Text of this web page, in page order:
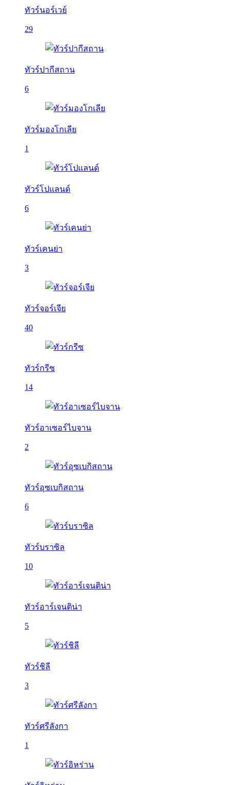
ทัวร์นอร์เวย์
29
ทัวร์ปากีสถาน
6
ทัวร์มองโกเลีย
1
ทัวร์โปแลนด์
6
ทัวร์เคนย่า
3
ทัวร์จอร์เจีย
40
ทัวร์กรีซ
14
ทัวร์อาเซอร์ไบจาน
2
ทัวร์อุซเบกิสถาน
6
ทัวร์บราซิล
10
ทัวร์อาร์เจนติน่า
5
ทัวร์ชิลี
3
ทัวร์ศรีลังกา
1